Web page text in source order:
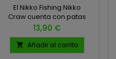
El Nikko Fishing Nikko
Craw cuenta con patas
ultra realistas, antenas,
ángulos de cuerpo
arqueado y una postura
amplia de sus pinzas,
Precio
13,90 €
 Añadir al carrito